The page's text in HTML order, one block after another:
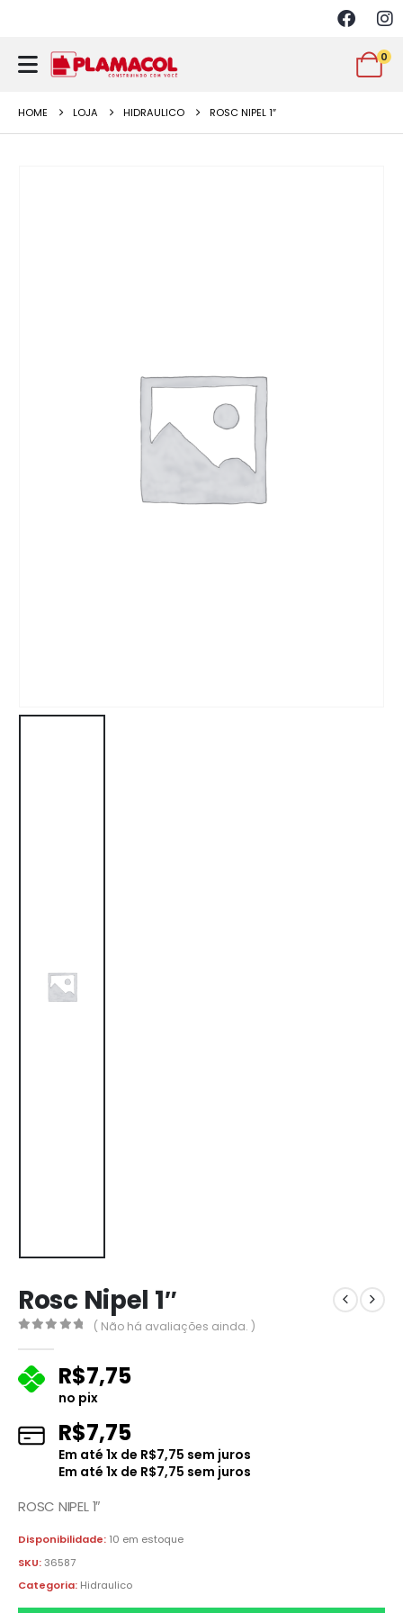
0
HOME LOJA HIDRAULICO ROSC NIPEL 1″
Rosc Nipel 1″
( Não há avaliações ainda. )
R$7,75
no pix
R$7,75
Em até 1x de R$7,75 sem juros
Em até 1x de R$7,75 sem juros
ROSC NIPEL 1″
Disponibilidade: 10 em estoque
SKU:36587
Categoria: Hidraulico